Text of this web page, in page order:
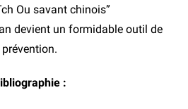
Ou savant chinois”
devient un formidable outil de
prévention.
: